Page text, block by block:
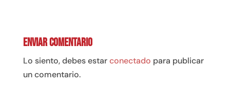
Enviar comentario
Lo siento, debes estarconectado para publicar
un comentario.